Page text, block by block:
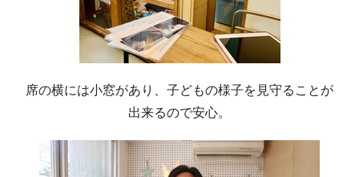
席の横には小窓があり、子どもの様子を見守ることが
出来るので安心。